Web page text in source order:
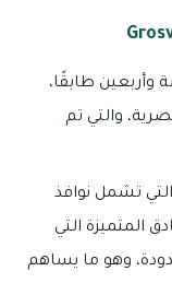
طابقًا،
والتي تم
تشمل نوافذ
المتميزة التي
وهو ما يساهم